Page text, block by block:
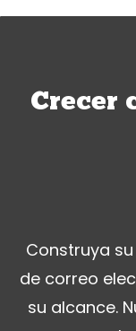
Crecer
Construya
de correo
su alcance.